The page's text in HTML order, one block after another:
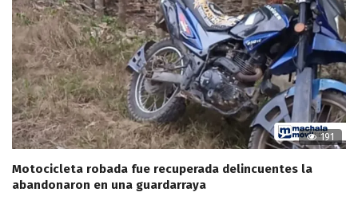
191
Motocicleta robada fue recuperada delincuentes la
abandonaron en una guardarraya